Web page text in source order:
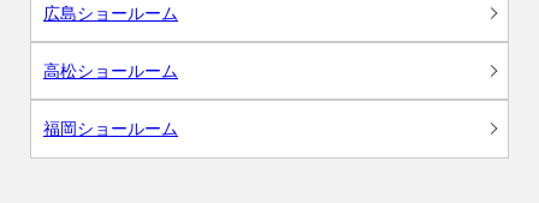
広島ショールーム
高松ショールーム
福岡ショールーム